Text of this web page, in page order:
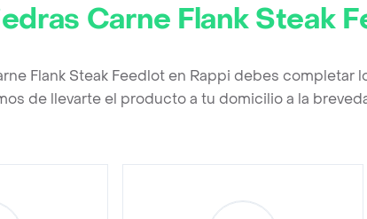
Carne Flank Steak
Flank Steak Feedlot en Rappi debes completar
de llevarte el producto a tu domicilio a la